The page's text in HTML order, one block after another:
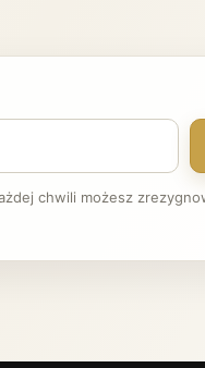
chwili możesz